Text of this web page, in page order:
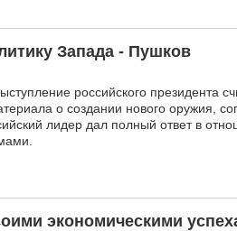
Запада - Пушков
российского президента
о создании нового оружия,
лидер дал полный ответ в
экономическими